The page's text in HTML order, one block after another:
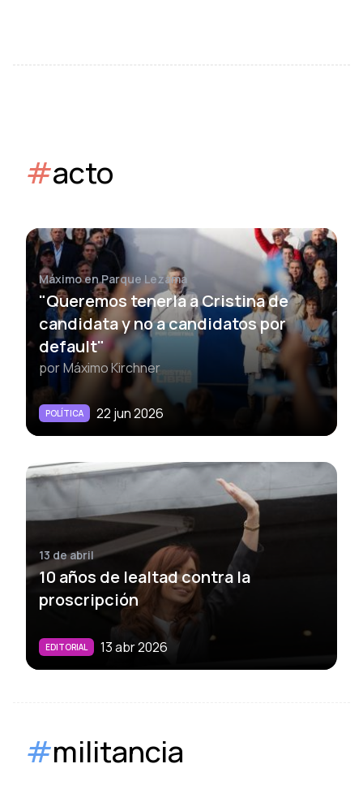
#acto
Máximo en Parque Lezama
"Queremos tenerla a Cristina de
candidata y no a candidatos por
default"
porMáximo Kirchner
POLÍTICA 22 jun 2026
13 de abril
10 años de lealtad contra la
proscripción
EDITORIAL 13 abr 2026
#militancia